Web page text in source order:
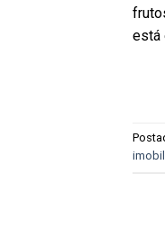
está